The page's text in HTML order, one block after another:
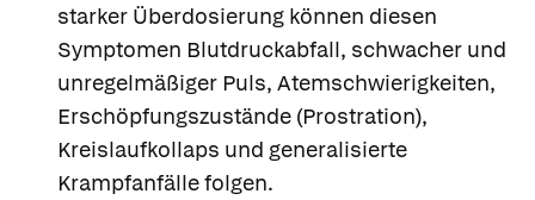
starker Überdosierung können diesen
Symptomen Blutdruckabfall, schwacher und
unregelmäßiger Puls, Atemschwierigkeiten,
Erschöpfungszustände (Prostration),
Kreislaufkollaps und generalisierte
Krampfanfälle folgen.